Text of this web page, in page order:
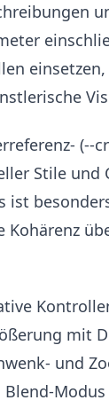
(--
Stile und
ist
mit
und